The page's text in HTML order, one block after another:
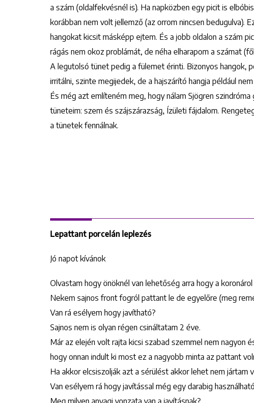
a szám (oldalfekvésnél is). Ha napközben egy picit is
korábban nem volt jellemző (az orrom nincsen bedugulva).
hangokat kicsit másképp ejtem. És a jobb oldalon a szám
rágás nem okoz problámát, de néha elharapom a számat
A legutolsó tünet pedig a fülemet érinti. Bizonyos hangok,
irritálni, szinte megijedek, de a hajszárító hangja például nem
És még azt említeném meg, hogy nálam Sjögren szindróma
tüneteim: szem és szájszárazság, Ízületi fájdalom.
a tünetek fennálnak.
Lepattant porcelán leplezés
Jó napot kívánok
Olvastam hogy önöknél van lehetőség arra hogy a
Nekem sajnos front fogról pattant le de egyelőre (meg
Van rá esélyem hogy javítható?
Sajnos nem is olyan régen csináltatam 2 éve.
Már az elején volt rajta kicsi szabad szemmel nem nagyon
hogy onnan indult ki most ez a nagyobb minta az pattant
Ha akkor elcsiszolják azt a sérülést akkor lehet nem jártam
Van esélyem rá hogy javítással még egy darabig